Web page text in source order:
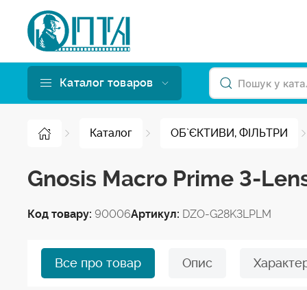
Каталог товаров
Каталог ОБ`ЄКТИВИ, ФІЛЬТРИ
Gnosis Macro Prime 3-
Код товару: 90006Артикул: DZO-G28K3LPLM
Все про товар Опис